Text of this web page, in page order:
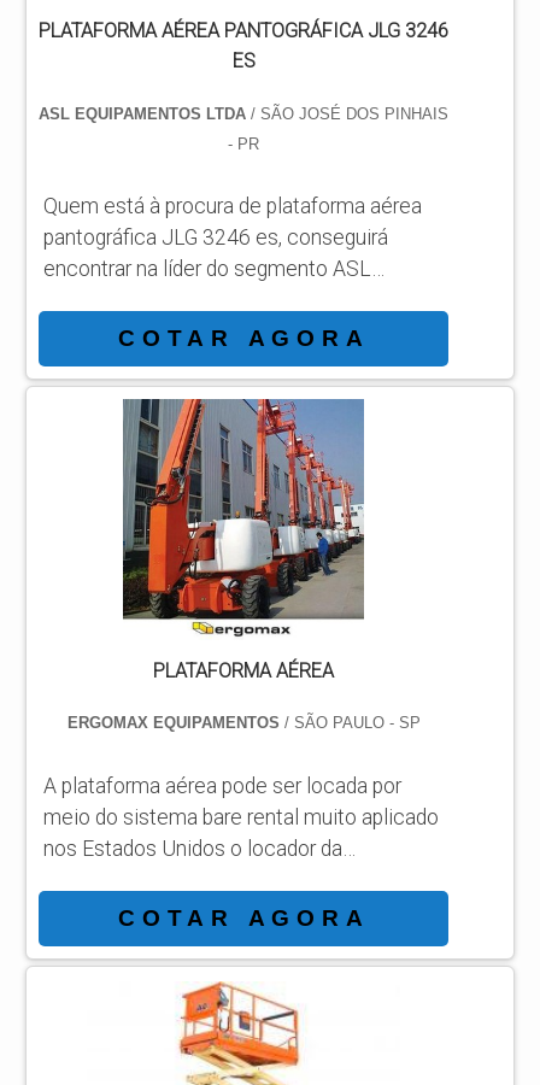
PLATAFORMA AÉREA PANTOGRÁFICA JLG 3246
ES
ASL EQUIPAMENTOS LTDA/ SÃO JOSÉ DOS PINHAIS
- PR
Quem está à procura de plataforma aérea
pantográfica JLG 3246 es, conseguirá
encontrar na líder do segmento ASL
informações por meio da própria empresa e
descobrindo a líder da área de atuação.
Quando o tema é plataforma aérea
pantográfica JLG 3246 es, com os
profissionais da ASL Equipamentos
alcançará precisão com a satisfação plena
dos clientes respeitando os valores
humanos, éticos e ambientais. MAIS ...
COTAR AGORA
PLATAFORMA AÉREA
ERGOMAX EQUIPAMENTOS / SÃO PAULO - SP
A plataforma aérea pode ser locada por
meio do sistema bare rental muito aplicado
nos Estados Unidos o locador da
propriedade podendo lançar como
despesas as faturas sem necessidade de
imobilização e se dedicar nas operações
fins de sua empresa com foco sobre o
melhor aproveitamento do uso da
plataforma locada. TIPOS DE
COTAR AGORA